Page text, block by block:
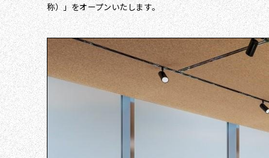
称）」をオープンいたします。